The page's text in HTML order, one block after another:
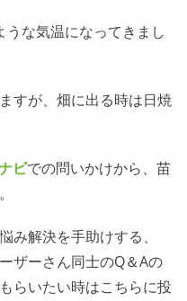
な気温になってきまし
すが、畑に出る時は日焼
ビでの問いかけから、苗
解決を手助けする、
ザーさん同士のQ＆Aの
らいたい時はこちらに投